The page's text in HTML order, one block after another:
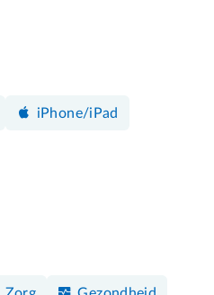
iPhone/iPad